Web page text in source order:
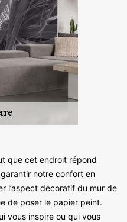
que cet endroit répond
notre confort en
l’aspect décoratif du mur de
de poser le papier peint.
vous inspire ou qui vous